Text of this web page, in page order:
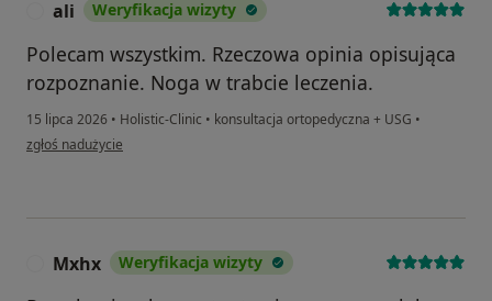
ali Weryfikacja wizyty
Polecam wszystkim. Rzeczowa opinia opisująca
rozpoznanie. Noga w trabcie leczenia.
15 lipca 2026 • Holistic-Clinic • konsultacja ortopedyczna + USG •
w opinii użytkownika ali
zgłoś nadużycie
Mxhx Weryfikacja wizyty